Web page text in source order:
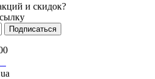
и скидок?
Подписаться